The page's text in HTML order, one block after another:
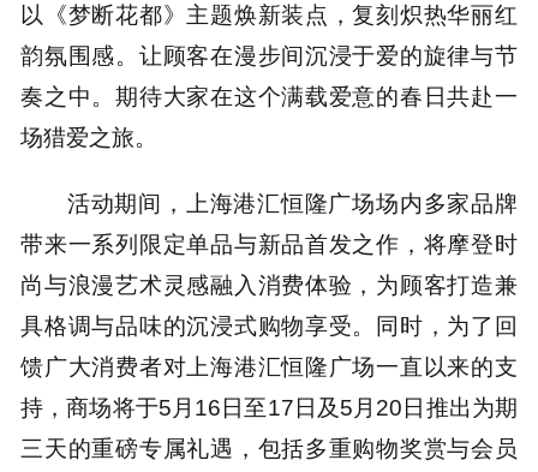
以《梦断花都》主题焕新装点，复刻炽热华丽红
韵氛围感。让顾客在漫步间沉浸于爱的旋律与节
奏之中。期待大家在这个满载爱意的春日共赴一
场猎爱之旅。
活动期间，上海港汇恒隆广场场内多家品牌
带来一系列限定单品与新品首发之作，将摩登时
尚与浪漫艺术灵感融入消费体验，为顾客打造兼
具格调与品味的沉浸式购物享受。同时，为了回
馈广大消费者对上海港汇恒隆广场一直以来的支
持，商场将于5月16日至17日及5月20日推出为期
三天的重磅专属礼遇，包括多重购物奖赏与会员